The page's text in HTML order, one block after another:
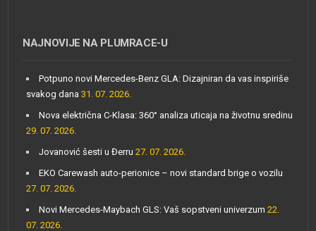
NAJNOVIJE NA PLUMRACE-U
Potpuno novi Mercedes-Benz GLA: Dizajniran da vas inspiriše
svakog dana 31. 07. 2026.
Nova električna C-Klasa: 360° analiza uticaja na životnu sredinu
29. 07. 2026.
Jovanović šesti u Đerru 27. 07. 2026.
EKO Carewash auto-perionice – novi standard brige o vozilu
27. 07. 2026.
Novi Mercedes-Maybach GLS: Vaš sopstveni univerzum 22.
07. 2026.